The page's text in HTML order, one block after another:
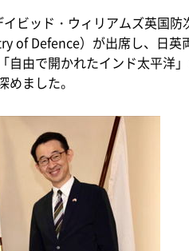
ビッド・ウィリアムズ英国防
of Defence）が出席し、日英
由で開かれたインド太平洋
ました。